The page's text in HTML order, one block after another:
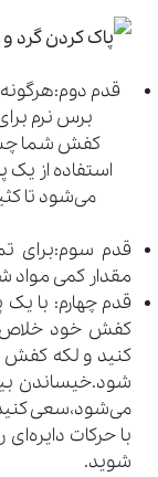
قدم
برس نرم
کفش شما
استفاده از یک
می‌شود تا
قدم سوم:برای
مقدار کمی مواد
قدم چهارم: با
کفش خود خلاص
کنید و لکه کفش
شود.خیساندن
می‌شود،سعی
با حرکات
شوید.